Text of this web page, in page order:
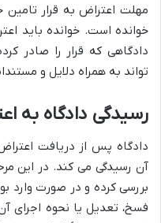
مهلت اعتراض به قرار تامین
خوانده است. خوانده باید
دادگاهی که قرار را صادر
تواند به همراه دلایل و
رسیدگی دادگاه به
دادگاه پس از دریافت
آن رسیدگی می کند. در این
بررسی کرده و در صورت وارد
فسخ، تعدیل یا نحوه اجرای